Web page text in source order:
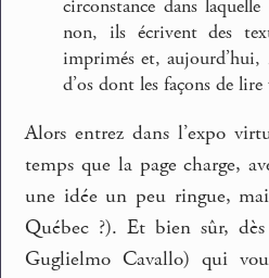
circonstance dans
non, ils écrivent des
imprimés et, aujourd’hui,
d’os dont les façons de
Alors entrez dans l’expo
temps que la page charge,
une idée un peu ringue,
Québec ?). Et bien sûr,
Guglielmo Cavallo) qui